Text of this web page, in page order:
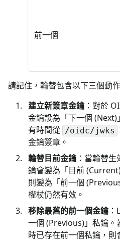
前一個
請記住，輪替包含以下三個動作
建立新簽章金鑰 ：對於
金鑰設為「下一個
有時間從 /oidc/jwks
金鑰簽章。
輪替目前金鑰 ：當輪替
鑰會變為「目前
則變為「前一個
權杖仍然有效。
移除最舊的前一個金鑰
一個 (Previous)」私鑰。
時已存在前一個私鑰，則